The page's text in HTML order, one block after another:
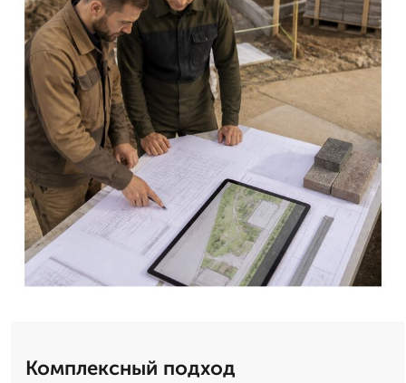
Комплексный подход